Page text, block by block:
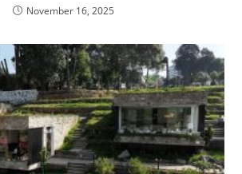
November 16, 2025